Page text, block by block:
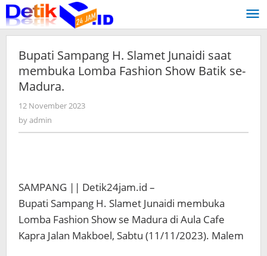
Skip
to
content
Bupati Sampang H. Slamet Junaidi saat
membuka Lomba Fashion Show Batik se-
Madura.
12 November 2023
byadmin
SAMPANG || Detik24jam.id –
Bupati Sampang H. Slamet Junaidi membuka
Lomba Fashion Show se Madura di Aula Cafe
Kapra Jalan Makboel, Sabtu (11/11/2023). Malem